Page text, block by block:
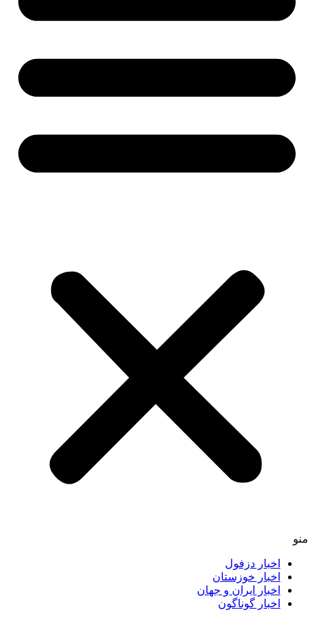
اخبار دزفول
اخبار خوزستان
اخبار ایران و جهان
اخبار گوناگون